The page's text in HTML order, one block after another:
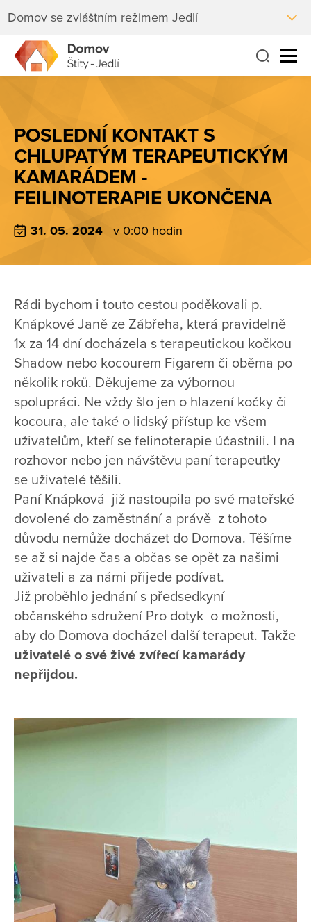
Domov se zvláštním režimem Jedlí
POSLEDNÍ KONTAKT S
CHLUPATÝM TERAPEUTICKÝM
KAMARÁDEM -
FEILINOTERAPIE UKONČENA
31. 05. 2024 v 0:00 hodin
Rádi bychom i touto cestou poděkovali p.
Knápkové Janě ze Zábřeha, která pravidelně
1x za 14 dní docházela s terapeutickou kočkou
Shadow nebo kocourem Figarem či oběma po
několik roků. Děkujeme za výbornou
spolupráci. Ne vždy šlo jen o hlazení kočky či
kocoura, ale také o lidský přístup ke všem
uživatelům, kteří se felinoterapie účastnili. I na
rozhovor nebo jen návštěvu paní terapeutky
se uživatelé těšili.
Paní Knápková již nastoupila po své mateřské
dovolené do zaměstnání a právě z tohoto
důvodu nemůže docházet do Domova. Těšíme
se až si najde čas a občas se opět za našimi
uživateli a za námi přijede podívat.
Již proběhlo jednání s předsedkyní
občanského sdružení Pro dotyk o možnosti,
aby do Domova docházel další terapeut. Takže
uživatelé o své živé zvířecí kamarády
nepřijdou.